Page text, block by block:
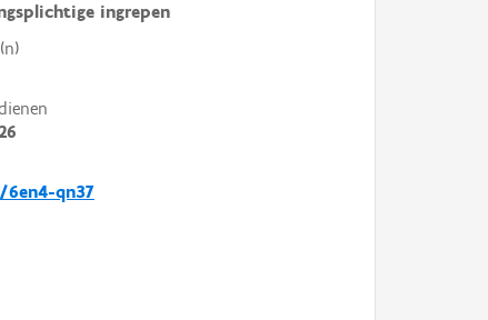
ingrepen
6en4-qn37